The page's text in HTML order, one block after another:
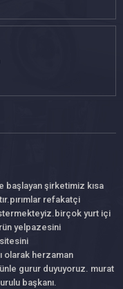
başlayan şirketimiz kısa
refakatçi
yurt içi
yelpazesini
olarak herzaman
gurur duyuyoruz. murat
başkanı.